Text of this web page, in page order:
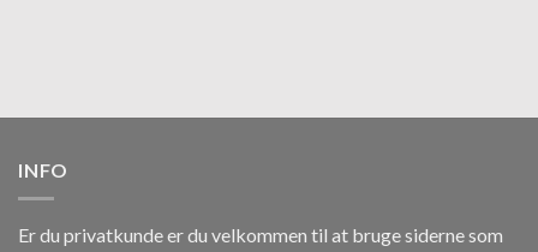
INFO
Er du privatkunde er du velkommen til at bruge siderne som